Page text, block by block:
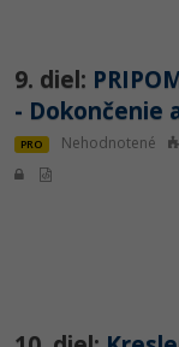
9. diel:
- Dokončenie
PRO Nehodnotené